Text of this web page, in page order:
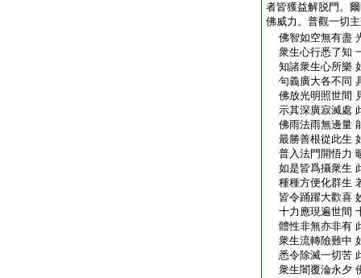
者皆獲益解脱門。
佛威力。普觀一切
佛智如空無有盡
衆生心行悉了知
知諸衆生心所樂
句義廣大各不同
佛放光明照世間
示其深廣寂滅處
佛雨法雨無邊量
最勝善根從此生
普入法門開悟力
如是皆爲攝衆生
種種方便化群生
皆令踊躍大歡喜
十力應現遍世間
體性非無亦非有
衆生流轉險難中
悉令除滅一切苦
衆生闇覆淪永夕